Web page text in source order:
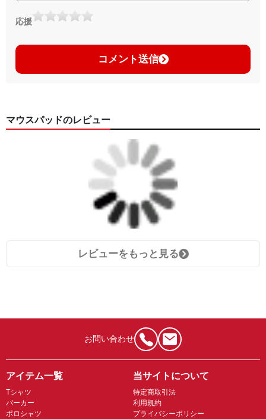
応援
コメント送信
マウスパッドのレビュー
レビューをもっと見る
お問い合わせ
アイテム一覧
Tシャツ
パーカー
ポロシャツ
当サイトについて
特定商取引法
利用規約
プライバシーポリシー